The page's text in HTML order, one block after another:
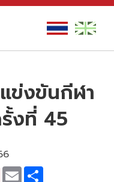
ข่งขันกีฬา
งที่ 45
Pinterest
Email